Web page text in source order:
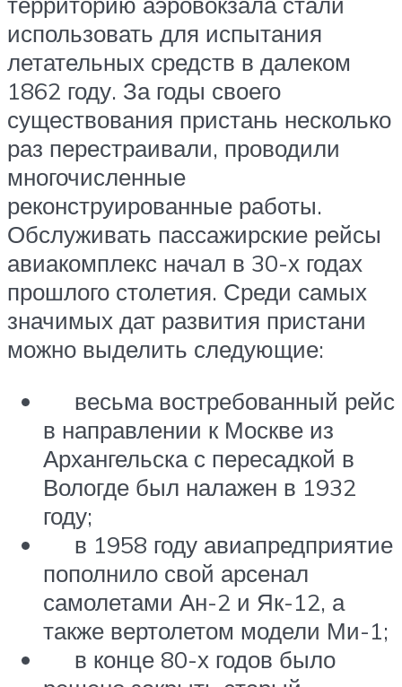
использовать для испытания
летательных средств в далеком
1862 году. За годы своего
существования пристань несколько
раз перестраивали, проводили
многочисленные
реконструированные работы.
Обслуживать пассажирские рейсы
авиакомплекс начал в 30-х годах
прошлого столетия. Среди самых
значимых дат развития пристани
можно выделить следующие:
весьма востребованный рейс
в направлении к Москве из
Архангельска с пересадкой в
Вологде был налажен в 1932
году;
в 1958 году авиапредприятие
пополнило свой арсенал
самолетами Ан-2 и Як-12, а
также вертолетом модели Ми-1;
в конце 80-х годов было